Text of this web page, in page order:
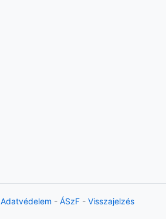
Adatvédelem - ÁSzF - Visszajelzés